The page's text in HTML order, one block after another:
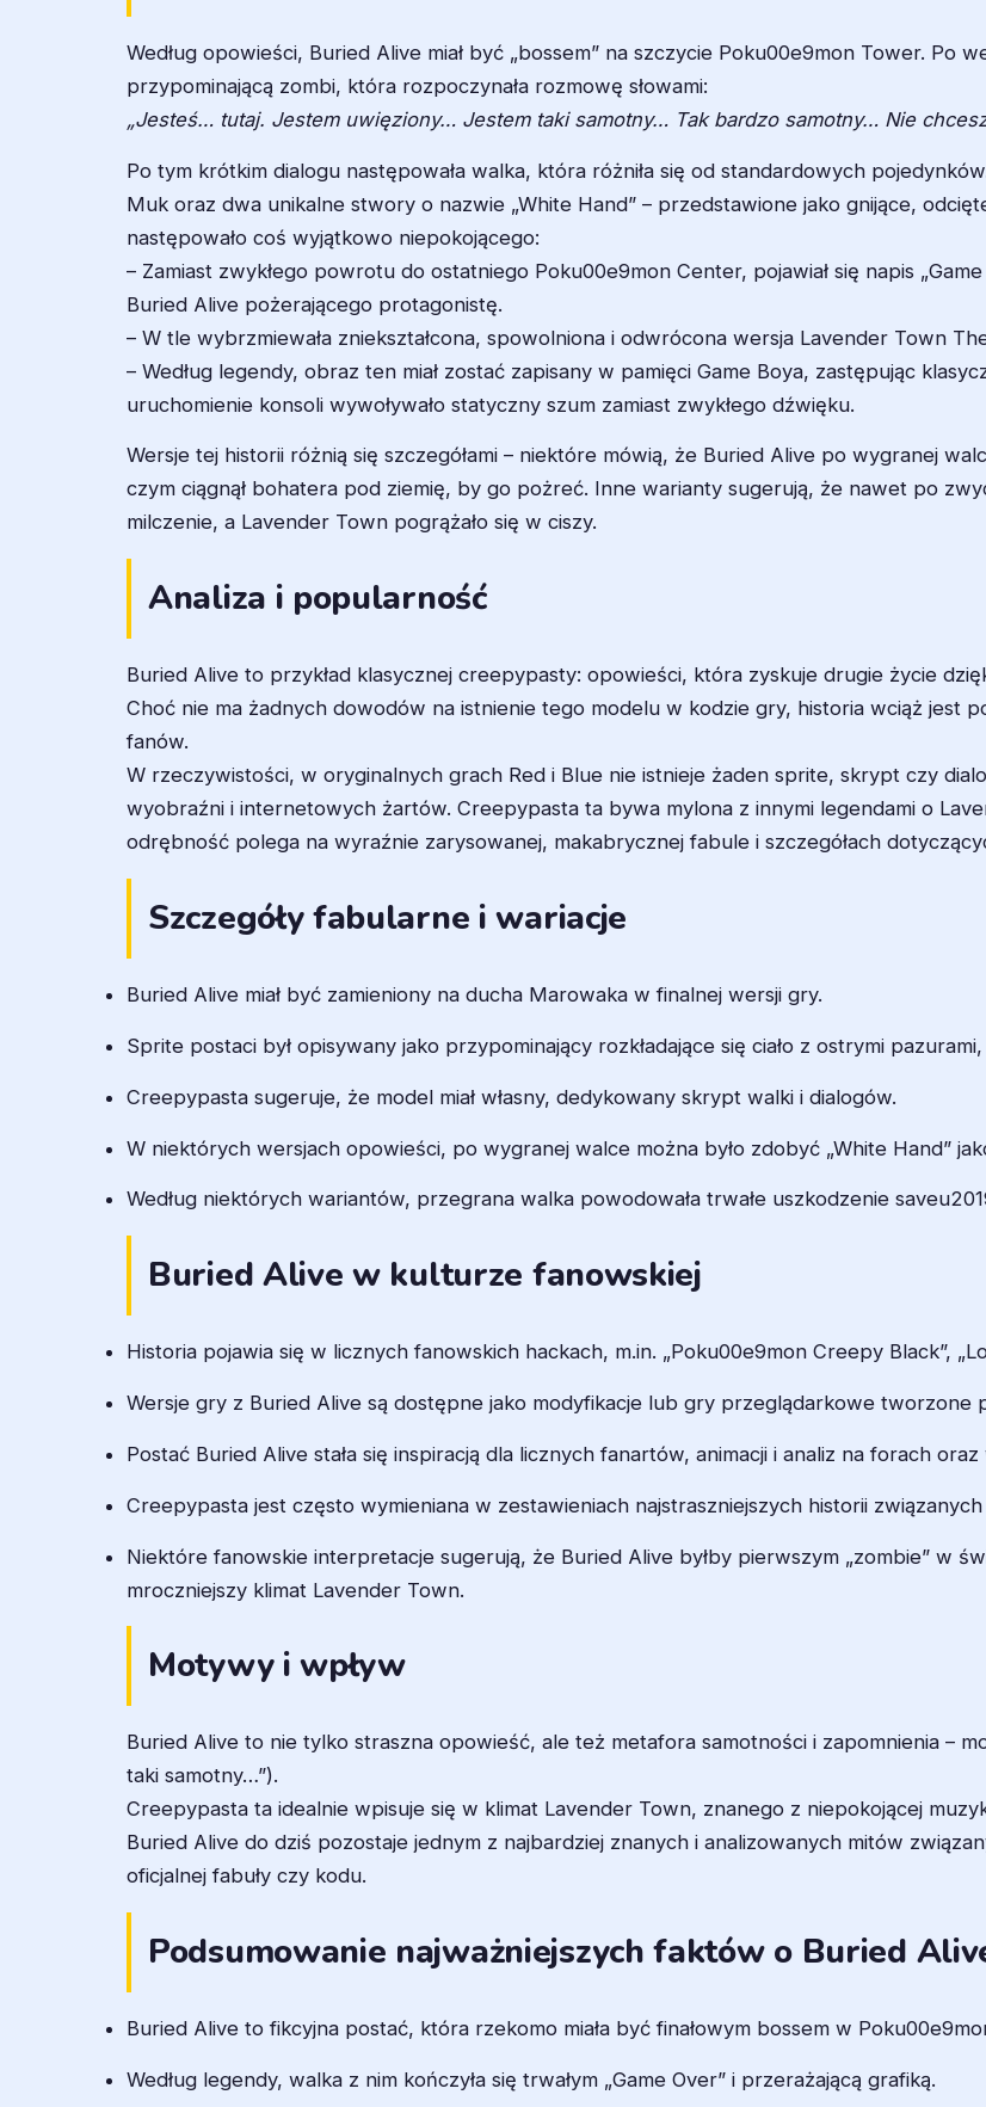
Według opowieści, Buried Alive miał być „bossem” na szczycie Poku00e9mon Tower. Po
przypominającą zombi, która rozpoczynała rozmowę słowami:
„Jesteś… tutaj. Jestem uwięziony… Jestem taki samotny… Tak bardzo samotny… Nie chcesz
Po tym krótkim dialogu następowała walka, która różniła się od standardowych
Muk oraz dwa unikalne stwory o nazwie „White Hand” – przedstawione jako gnijące,
następowało coś wyjątkowo niepokojącego:
– Zamiast zwykłego powrotu do ostatniego Poku00e9mon Center, pojawiał się napis
Buried Alive pożerającego protagonistę.
– W tle wybrzmiewała zniekształcona, spowolniona i odwrócona wersja Lavender Town
– Według legendy, obraz ten miał zostać zapisany w pamięci Game Boya, zastępując
uruchomienie konsoli wywoływało statyczny szum zamiast zwykłego dźwięku.
Wersje tej historii różnią się szczegółami – niektóre mówią, że Buried Alive po wygranej
czym ciągnął bohatera pod ziemię, by go pożreć. Inne warianty sugerują, że nawet po
milczenie, a Lavender Town pogrążało się w ciszy.
Analiza i popularność
Buried Alive to przykład klasycznej creepypasty: opowieści, która zyskuje drugie życie
Choć nie ma żadnych dowodów na istnienie tego modelu w kodzie gry, historia wciąż jest
fanów.
W rzeczywistości, w oryginalnych grach Red i Blue nie istnieje żaden sprite, skrypt czy
wyobraźni i internetowych żartów. Creepypasta ta bywa mylona z innymi legendami o
odrębność polega na wyraźnie zarysowanej, makabrycznej fabule i szczegółach
Szczegóły fabularne i wariacje
Buried Alive miał być zamieniony na ducha Marowaka w finalnej wersji gry.
Sprite postaci był opisywany jako przypominający rozkładające się ciało z ostrymi
Creepypasta sugeruje, że model miał własny, dedykowany skrypt walki i dialogów.
W niektórych wersjach opowieści, po wygranej walce można było zdobyć „White Hand”
Według niektórych wariantów, przegrana walka powodowała trwałe uszkodzenie
Buried Alive w kulturze fanowskiej
Historia pojawia się w licznych fanowskich hackach, m.in. „Poku00e9mon Creepy Black”,
Wersje gry z Buried Alive są dostępne jako modyfikacje lub gry przeglądarkowe tworzone
Postać Buried Alive stała się inspiracją dla licznych fanartów, animacji i analiz na forach
Creepypasta jest często wymieniana w zestawieniach najstraszniejszych historii
Niektóre fanowskie interpretacje sugerują, że Buried Alive byłby pierwszym „zombie” w
mroczniejszy klimat Lavender Town.
Motywy i wpływ
Buried Alive to nie tylko straszna opowieść, ale też metafora samotności i zapomnienia –
taki samotny…”).
Creepypasta ta idealnie wpisuje się w klimat Lavender Town, znanego z niepokojącej
Buried Alive do dziś pozostaje jednym z najbardziej znanych i analizowanych mitów
oficjalnej fabuły czy kodu.
Podsumowanie najważniejszych faktów o Buried
Buried Alive to fikcyjna postać, która rzekomo miała być finałowym bossem w
Według legendy, walka z nim kończyła się trwałym „Game Over” i przerażającą grafiką.